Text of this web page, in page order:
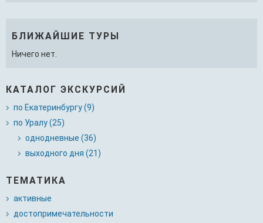
БЛИЖАЙШИЕ ТУРЫ
Ничего нет.
КАТАЛОГ ЭКСКУРСИЙ
по Екатеринбургу (9)
по Уралу (25)
однодневные (36)
выходного дня (21)
ТЕМАТИКА
активные
достопримечательности